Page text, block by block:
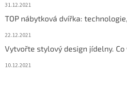
31.12.2021
TOP nábytková dvířka:
22.12.2021
Vytvořte stylový design jídelny.
10.12.2021